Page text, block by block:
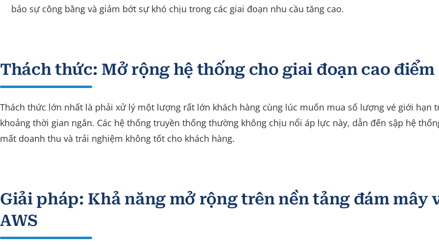
bảo sự công bằng và giảm bớt sự khó chịu trong các giai đoạn nhu cầu tăng cao.
Thách thức: Mở rộng hệ thống cho giai đoạn cao điểm
Thách thức lớn nhất là phải xử lý một lượng rất lớn khách hàng cùng lúc muốn mua số lượng vé giới hạn
khoảng thời gian ngắn. Các hệ thống truyền thống thường không chịu nổi áp lực này, dẫn đến sập hệ
mất doanh thu và trải nghiệm không tốt cho khách hàng.
Giải pháp: Khả năng mở rộng trên nền tảng đám mây
AWS